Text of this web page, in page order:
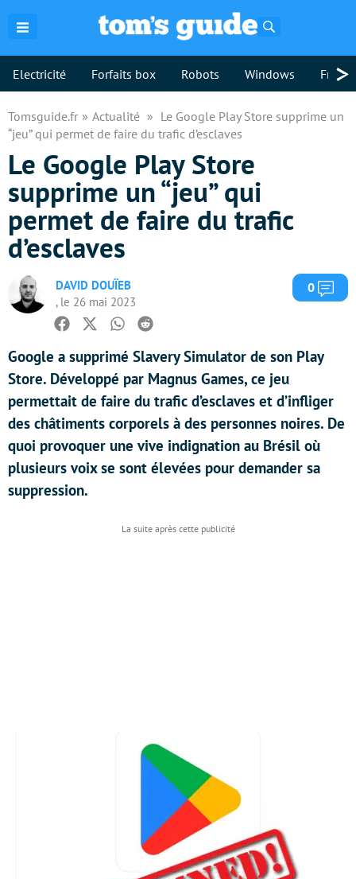
Electricité Forfaits box Robots Windows >
Tomsguide.fr Actualité
Le Google Play Store supprime un
“jeu” qui permet de faire du trafic d’esclaves
Le Google Play Store
supprime un “jeu” qui
permet de faire du trafic
d’esclaves
DAVID DOUÏEB
, le 26 mai 2023
0
Facebook
TwitterWhatsapp
Reddit
Google a supprimé Slavery Simulator de son Play
Store. Développé par Magnus Games, ce jeu
permettait de faire du trafic d’esclaves et d’infliger
des châtiments corporels à des personnes noires. De
quoi provoquer une vive indignation au Brésil où
plusieurs voix se sont élevées pour demander sa
suppression.